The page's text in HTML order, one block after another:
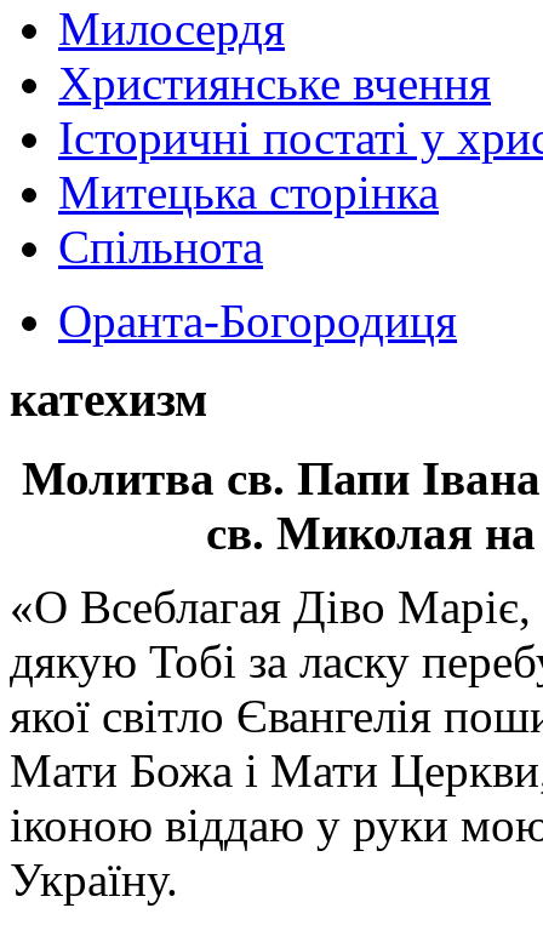
Милосердя
Християнське вчення
Історичні постаті у
Митецька сторінка
Спільнота
Оранта-Богородиця
катехизм
Молитва св. Папи
св. Миколая на
«О Всеблагая Діво
дякую Тобі за ласку
якої світло Євангелія
Мати Божа і Мати
іконою віддаю у руки
Україну.